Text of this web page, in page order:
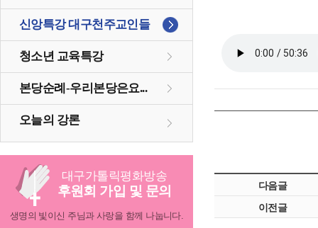
신앙특강 대구천주교인들
청소년 교육특강
본당순례-우리본당은요...
오늘의 강론
대구가톨릭평화방송
후원회 가입 및 문의
생명의 빛이신 주님과 사랑을 함께 나눕니다.
다음글
이전글